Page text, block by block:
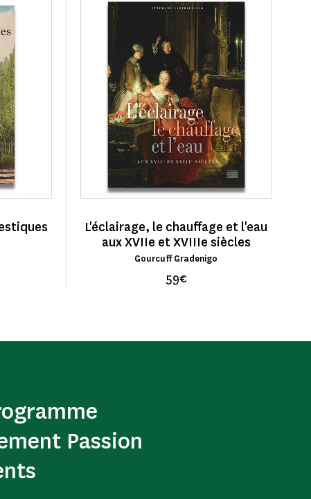
L'éclairage, le chauffage et l'eau
aux XVIIe et XVIIIe siècles
Gourcuff Gradenigo
59€
Passion